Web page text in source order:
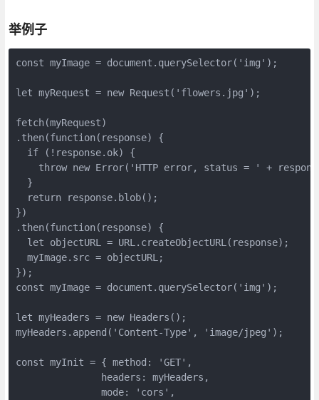
举例子
const myImage = document.querySelector('img');
let myRequest = new Request('flowers.jpg');
fetch(myRequest)
.then(function(response) {
  if (!response.ok) {
throw new Error('HTTP error, status = ' +
  }
  return response.blob();
})
.then(function(response) {
  let objectURL = URL.createObjectURL(response);
  myImage.src = objectURL;
});
const myImage = document.querySelector('img');
let myHeaders = new Headers();
myHeaders.append('Content-Type', 'image/jpeg');
const myInit = { method: 'GET',
               headers: myHeaders,
               mode: 'cors',